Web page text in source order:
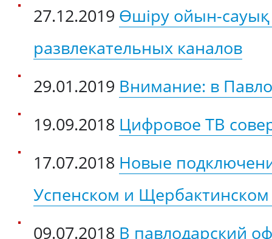
27.12.2019 Өшіру ойын-
развлекательных каналов
29.01.2019 Внимание: в
19.09.2018 Цифровое ТВ
17.07.2018 Новые
Успенском и
09.07.2018 В павлодарский